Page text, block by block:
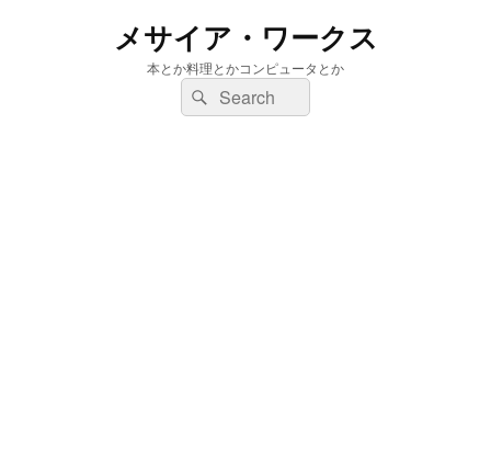
メサイア・ワークス
本とか料理とかコンピュータとか
検
索:
検
索